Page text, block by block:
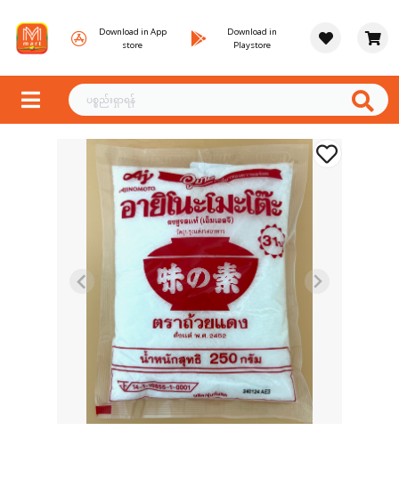
Download in App
store
Download in
Playstore